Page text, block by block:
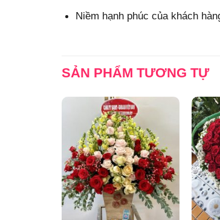
Niềm hạnh phúc của khách
SẢN PHẨM TƯƠNG TỰ